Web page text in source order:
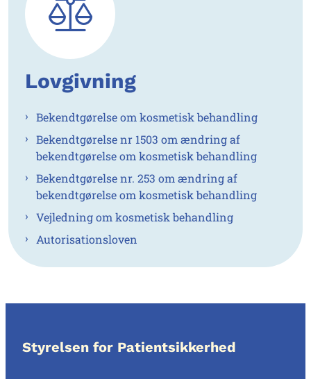
Lovgivning
Bekendtgørelse om kosmetisk behandling
Bekendtgørelse nr 1503 om ændring af
bekendtgørelse om kosmetisk behandling
Bekendtgørelse nr. 253 om ændring af
bekendtgørelse om kosmetisk behandling
Vejledning om kosmetisk behandling
Autorisationsloven
Styrelsen for Patientsikkerhed